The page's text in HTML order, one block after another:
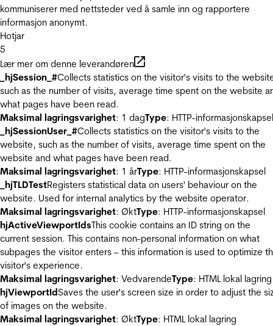
kommuniserer med nettsteder ved å samle inn og rapportere
informasjon anonymt.
Hotjar
5
Lær mer om denne leverandøren
_hjSession_#Collects statistics on the visitor's visits to the
such as the number of visits, average time spent on the website
what pages have been read.
Maksimal lagringsvarighet: 1 dagType: HTTP-informasjonskapsel
_hjSessionUser_#Collects statistics on the visitor's visits to the
website, such as the number of visits, average time spent on the
website and what pages have been read.
Maksimal lagringsvarighet: 1 årType: HTTP-informasjonskapsel
_hjTLDTestRegisters statistical data on users' behaviour on the
website. Used for internal analytics by the website operator.
Maksimal lagringsvarighet: ØktType: HTTP-informasjonskapsel
hjActiveViewportIdsThis cookie contains an ID string on the
current session. This contains non-personal information on what
subpages the visitor enters – this information is used to optimize
visitor's experience.
Maksimal lagringsvarighet: VedvarendeType: HTML lokal lagring
hjViewportIdSaves the user's screen size in order to adjust the
of images on the website.
Maksimal lagringsvarighet: ØktType: HTML lokal lagring